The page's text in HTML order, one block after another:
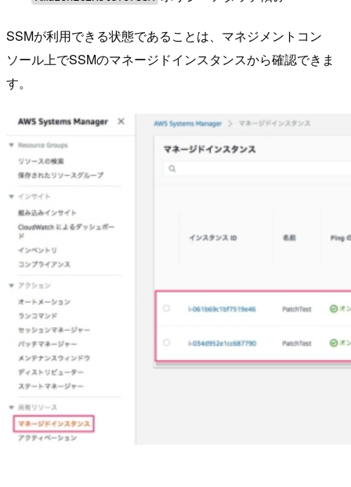
SSMが利用できる状態であることは、マネジメントコン
ソール上でSSMのマネージドインスタンスから確認できま
す。